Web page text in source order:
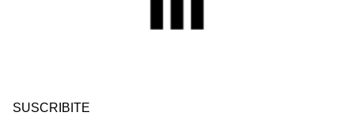
SUSCRIBITE